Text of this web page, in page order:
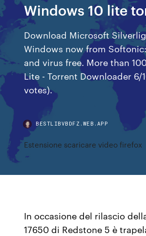
Windows 10 lite
Download Microsoft
Windows now from
and virus free. More than
Lite - Torrent Downloader 6/
votes).
BESTLIBVBDFZ.WEB.APP
Estensione scaricare video firefox
In occasione del rilascio
17650 di Redstone 5 è